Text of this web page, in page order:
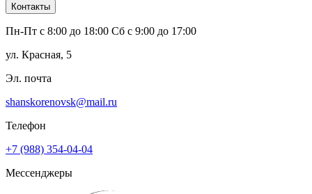
Контакты
Пн-Пт с 8:00 до 18:00 Сб с 9:00 до 17:00
ул. Красная, 5
Эл. почта
shanskorenovsk@mail.ru
Телефон
+7 (988) 354-04-04
Мессенджеры